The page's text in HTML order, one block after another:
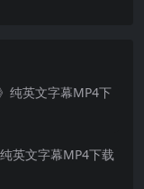
纯英文字幕MP4下
英文字幕MP4下载